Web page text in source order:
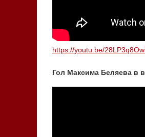
https://youtu.be/
Гол Максима Беляева в